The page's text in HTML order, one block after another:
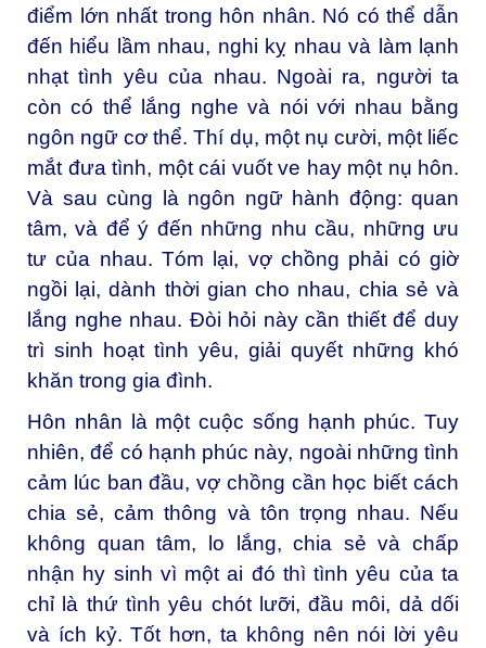
điểm lớn nhất trong hôn nhân. Nó có thể dẫn
đến hiểu lầm nhau, nghi kỵ nhau và làm lạnh
nhạt tình yêu của nhau. Ngoài ra, người ta
còn có thể lắng nghe và nói với nhau bằng
ngôn ngữ cơ thể. Thí dụ, một nụ cười, một liếc
mắt đưa tình, một cái vuốt ve hay một nụ hôn.
Và sau cùng là ngôn ngữ hành động: quan
tâm, và để ý đến những nhu cầu, những ưu
tư của nhau. Tóm lại, vợ chồng phải có giờ
ngồi lại, dành thời gian cho nhau, chia sẻ và
lắng nghe nhau. Đòi hỏi này cần thiết để duy
trì sinh hoạt tình yêu, giải quyết những khó
khăn trong gia đình.
Hôn nhân là một cuộc sống hạnh phúc. Tuy
nhiên, để có hạnh phúc này, ngoài những tình
cảm lúc ban đầu, vợ chồng cần học biết cách
chia sẻ, cảm thông và tôn trọng nhau. Nếu
không quan tâm, lo lắng, chia sẻ và chấp
nhận hy sinh vì một ai đó thì tình yêu của ta
chỉ là thứ tình yêu chót lưỡi, đầu môi, dả dối
và ích kỷ. Tốt hơn, ta không nên nói lời yêu